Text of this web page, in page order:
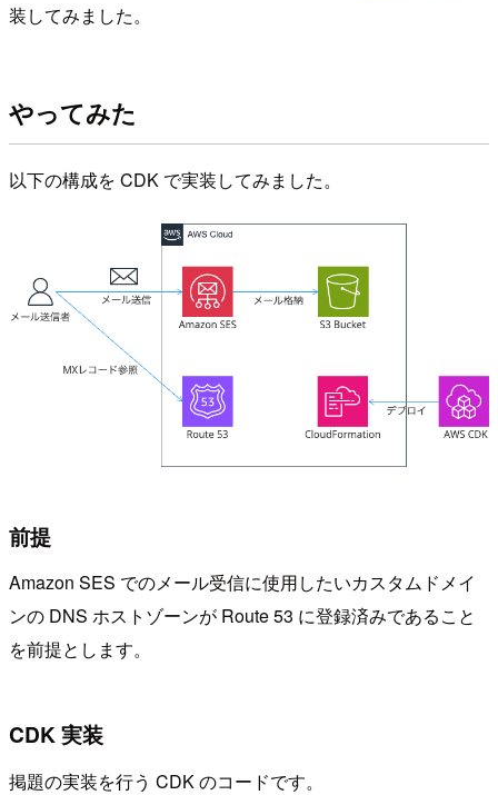
装してみました。
やってみた
以下の構成を CDK で実装してみました。
前提
Amazon SES でのメール受信に使用したいカスタムドメイ
ンの DNS ホストゾーンが Route 53 に登録済みであること
を前提とします。
CDK 実装
掲題の実装を行う CDK のコードです。